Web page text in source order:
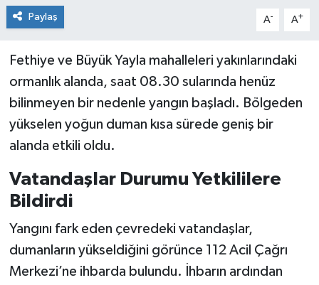
Paylaş A- A+
Fethiye ve Büyük Yayla mahalleleri yakınlarındaki
ormanlık alanda, saat 08.30 sularında henüz
bilinmeyen bir nedenle yangın başladı. Bölgeden
yükselen yoğun duman kısa sürede geniş bir
alanda etkili oldu.
Vatandaşlar Durumu Yetkililere
Bildirdi
Yangını fark eden çevredeki vatandaşlar,
dumanların yükseldiğini görünce 112 Acil Çağrı
Merkezi’ne ihbarda bulundu. İhbarın ardından